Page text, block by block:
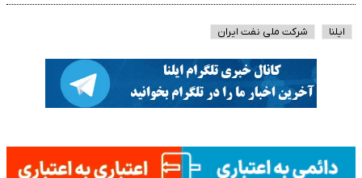
ایلنا شرکت ملی نفت ایران